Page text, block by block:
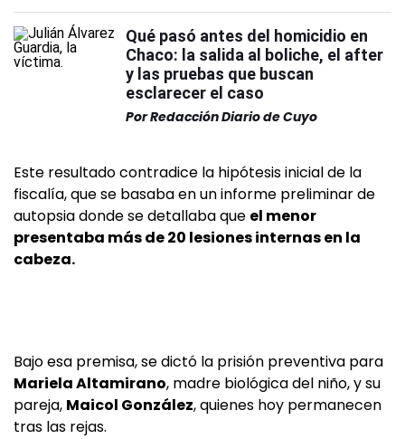
Qué pasó antes del homicidio en
Chaco: la salida al boliche, el after
y las pruebas que buscan
esclarecer el caso
PorRedacción Diario de Cuyo
Este resultado contradice la hipótesis inicial de la
fiscalía, que se basaba en un informe preliminar de
autopsia donde se detallaba que el menor
presentaba más de 20 lesiones internas en la
cabeza.
Bajo esa premisa, se dictó la prisión preventiva para
Mariela Altamirano, madre biológica del niño, y su
pareja, Maicol González, quienes hoy permanecen
tras las rejas.